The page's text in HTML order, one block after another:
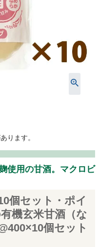
ります。
使用の甘酒。マクロビ
個セット・ポイ
機玄米甘酒（な
個セット